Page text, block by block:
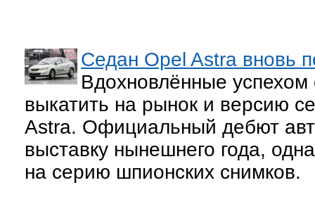
Седан Opel Astra вновь
Вдохновлённые
выкатить на рынок и версию
Astra. Официальный дебют
выставку нынешнего года,
на серию шпионских снимков.